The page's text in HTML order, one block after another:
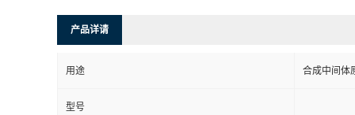
产品详请
用途 合成中间体
型号